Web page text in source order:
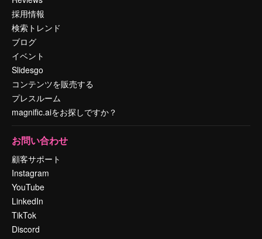
採用情報
検索トレンド
ブログ
イベント
Slidesgo
コンテンツを販売する
プレスルーム
magnific.aiをお探しですか？
お問い合わせ
顧客サポート
Instagram
YouTube
LinkedIn
TikTok
Discord